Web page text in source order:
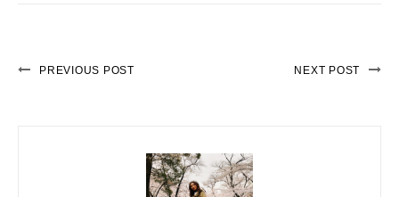
PREVIOUS POST NEXT POST